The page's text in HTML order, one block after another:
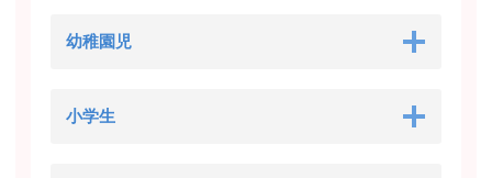
幼稚園児
小学生